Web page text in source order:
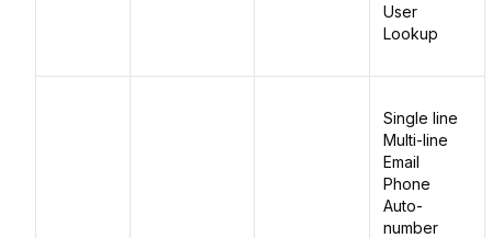
User
Lookup
Single line
Multi-line
Email
Phone
Auto-
number